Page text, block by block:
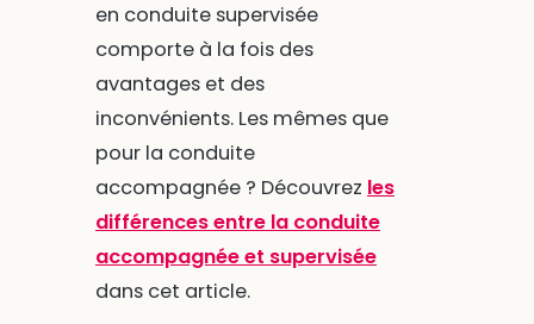
en conduite supervisée
comporte à la fois des
avantages et des
inconvénients. Les mêmes que
pour la conduite
accompagnée ? Découvrez les
différences entre la conduite
accompagnée et supervisée
dans cet article.